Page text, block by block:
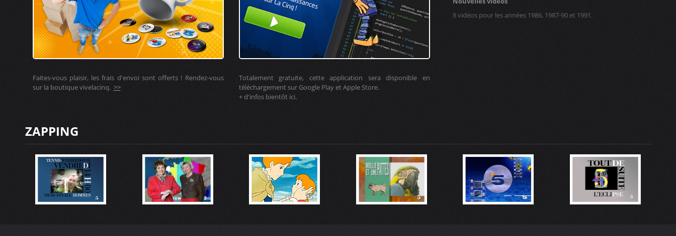
Faites-vous plaisir, les frais d'envoi sont offerts ! Rendez-vous
sur la boutique vivelacinq. >>
Totalement gratuite, cette application sera disponible en
téléchargement sur Google Play et Apple Store.
+ d'infos bientôt ici.
8 vidéos pour les années 1986, 1987-90 et 1991.
ZAPPING